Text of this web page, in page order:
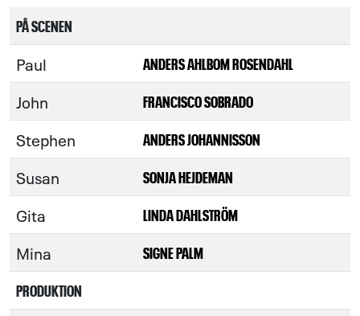
PÅ SCENEN
Paul ANDERS AHLBOM ROSENDAHL
John FRANCISCO SOBRADO
Stephen ANDERS JOHANNISSON
Susan SONJA HEJDEMAN
Gita LINDA DAHLSTRÖM
Mina
SIGNE PALM
PRODUKTION